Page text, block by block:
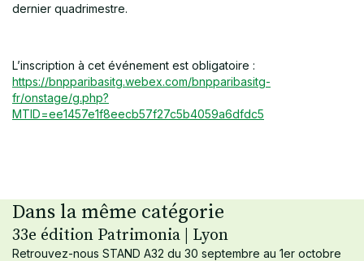
dernier quadrimestre.
L’inscription à cet événement est obligatoire :
https://bnpparibasitg.webex.com/bnpparibasitg-
fr/onstage/g.php?
MTID=ee1457e1f8eecb57f27c5b4059a6dfdc5
Dans la même catégorie
33e édition Patrimonia | Lyon
Retrouvez-nous STAND A32 du 30 septembre au 1er octobre